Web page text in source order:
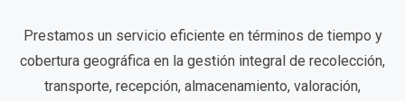
Prestamos un servicio eficiente en términos de tiempo y
cobertura geográfica en la gestión integral de recolección,
transporte, recepción, almacenamiento, valoración,